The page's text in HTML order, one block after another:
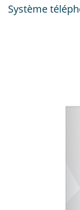
Système